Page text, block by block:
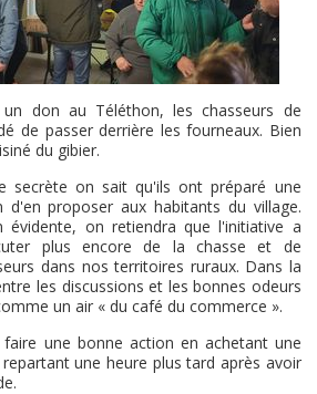
don au Téléthon, les chasseurs de
de passer derrière les fourneaux. Bien
du gibier.
secrète on sait qu'ils ont préparé une
d'en proposer aux habitants du village.
évidente, on retiendra que l'initiative a
plus encore de la chasse et de
dans nos territoires ruraux. Dans la
les discussions et les bonnes odeurs
un air « du café du commerce ».
une bonne action en achetant une
une heure plus tard après avoir